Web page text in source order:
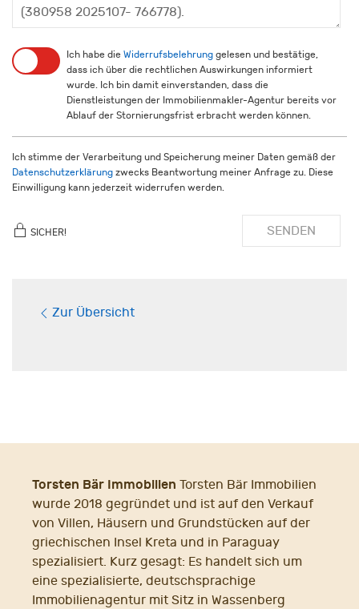
Ich habe die Widerrufsbelehrung gelesen und bestätige,
dass ich über die rechtlichen Auswirkungen informiert
wurde. Ich bin damit einverstanden, dass die
Dienstleistungen der Immobilienmakler-Agentur bereits vor
Ablauf der Stornierungsfrist erbracht werden können.
Ich stimme der Verarbeitung und Speicherung meiner Daten gemäß der
Datenschutzerklärung zwecks Beantwortung meiner Anfrage zu. Diese
Einwilligung kann jederzeit widerrufen werden.
SICHER! SENDEN
Zur Übersicht
Torsten Bär Immobilien Torsten Bär Immobilien
wurde 2018 gegründet und ist auf den Verkauf
von Villen, Häusern und Grundstücken auf der
griechischen Insel Kreta und in Paraguay
spezialisiert. Kurz gesagt: Es handelt sich um
eine spezialisierte, deutschsprachige
Immobilienagentur mit Sitz in Wassenberg